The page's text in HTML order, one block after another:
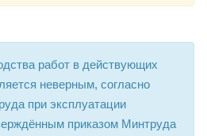
работ в действующих
неверным, согласно
при эксплуатации
приказом Минтруда